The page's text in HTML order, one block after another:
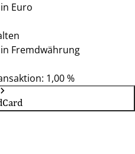
Euro
Fremdwährung
1,00 %